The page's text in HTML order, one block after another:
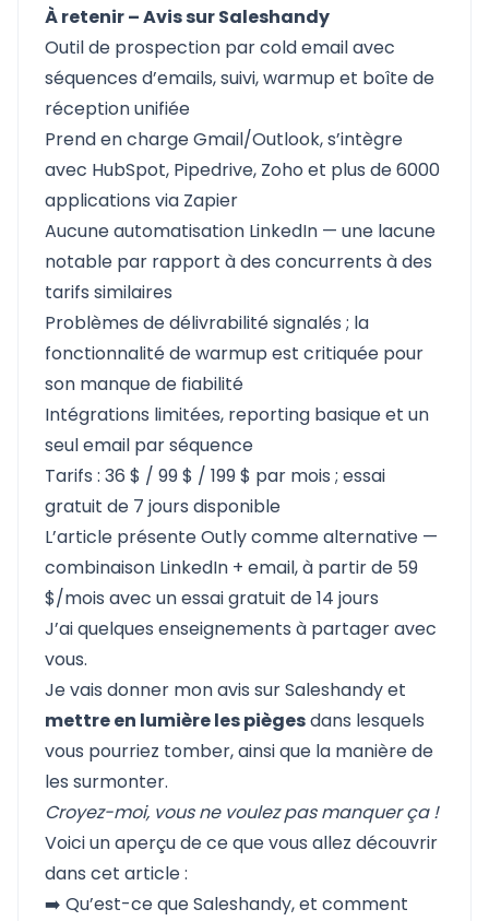
À retenir – Avis sur Saleshandy
Outil de prospection par cold email avec
séquences d’emails, suivi, warmup et boîte de
réception unifiée
Prend en charge Gmail/Outlook, s’intègre
avec HubSpot, Pipedrive, Zoho et plus de 6000
applications via Zapier
Aucune automatisation LinkedIn — une lacune
notable par rapport à des concurrents à des
tarifs similaires
Problèmes de délivrabilité signalés ; la
fonctionnalité de warmup est critiquée pour
son manque de fiabilité
Intégrations limitées, reporting basique et un
seul email par séquence
Tarifs : 36 $ / 99 $ / 199 $ par mois ; essai
gratuit de 7 jours disponible
L’article présente Outly comme alternative —
combinaison LinkedIn + email, à partir de 59
$/mois avec un essai gratuit de 14 jours
J’ai quelques enseignements à partager avec
vous.
Je vais donner mon avis sur Saleshandy et
mettre en lumière les piègesdans lesquels
vous pourriez tomber, ainsi que la manière de
les surmonter.
Croyez-moi, vous ne voulez pas manquer ça !
Voici un aperçu de ce que vous allez découvrir
dans cet article :
➡️ Qu’est-ce que Saleshandy, et comment